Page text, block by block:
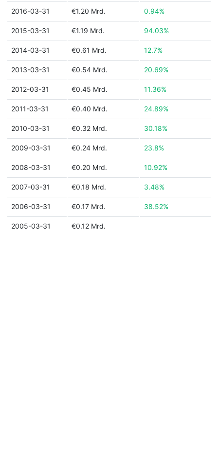
2016-03-31 €1.20 Mrd. 0.94%
2015-03-31 €1.19 Mrd. 94.03%
2014-03-31 €0.61 Mrd. 12.7%
2013-03-31 €0.54 Mrd. 20.69%
2012-03-31 €0.45 Mrd. 11.36%
2011-03-31 €0.40 Mrd. 24.89%
2010-03-31 €0.32 Mrd. 30.18%
2009-03-31 €0.24 Mrd. 23.8%
2008-03-31 €0.20 Mrd. 10.92%
2007-03-31 €0.18 Mrd. 3.48%
2006-03-31 €0.17 Mrd. 38.52%
2005-03-31 €0.12 Mrd.